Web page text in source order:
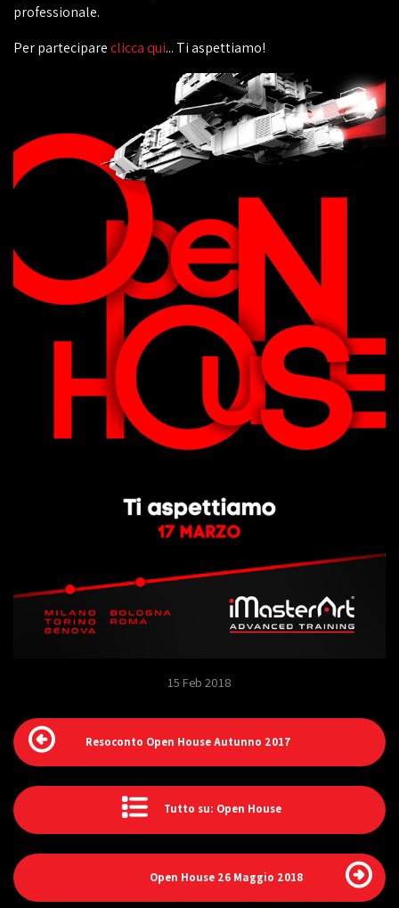
professionale.
Per partecipareclicca qui... Ti aspettiamo!
15 Feb 2018
Resoconto Open House Autunno 2017
Tutto su: Open House
Open House 26 Maggio 2018